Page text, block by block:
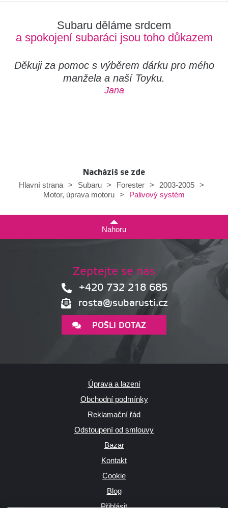
Subaru děláme srdcem
a spokojení subaráci jsou toho důkazem
Děkuji za pomoc s výběrem dárku pro mého
manžela a naší Toyku.
Jana
Nacházíš se zde
Hlavní strana > Subaru > Forester > 2003-2005 >
Motor, úprava motoru > Palivový systém
Nahoru
Zeptejte se nás
+420 732 218 685
rosta@subarusti.cz
POŠLI DOTAZ
Úprava a lazení
Obchodní podmínky
Reklamační řád
Odstoupení od smlouvy
Bazar
Kontakt
Cookie
Blog
Přihlásit